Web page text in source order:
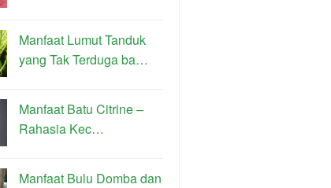
Manfaat Lumut Tanduk
yang Tak Terduga ba…
Manfaat Batu Citrine –
Rahasia Kec…
Manfaat Bulu Domba dan